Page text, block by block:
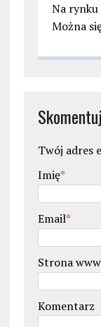
Na rynku
Można
Skomentuj
Twój adres
Imię*
Email*
Strona www
Komentarz